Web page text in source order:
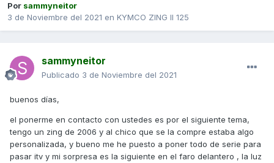
Por sammyneitor
3 de Noviembre del 2021 en KYMCO ZING II 125
sammyneitor
Publicado 3 de Noviembre del 2021
buenos días,
el ponerme en contacto con ustedes es por el siguiente tema,
tengo un zing de 2006 y al chico que se la compre estaba algo
personalizada, y bueno me he puesto a poner todo de serie para
pasar itv y mi sorpresa es la siguiente en el faro delantero , la luz